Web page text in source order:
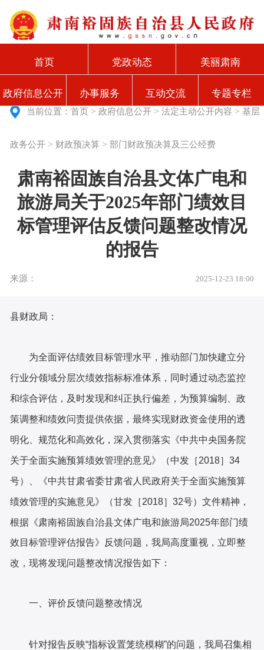
首页 党政动态 美丽肃南
政府信息公开 办事服务 互动交流 专题专栏
当前位置：首页 >政府信息公开 >法定主动公开内容 >基层
政务公开 > 财政预决算 >部门财政预决算及三公经费
肃南裕固族自治县文体广电和
旅游局关于2025年部门绩效目
标管理评估反馈问题整改情况
的报告
来源： 2025-12-23 18:00
县财政局：
为全面评估绩效目标管理水平，推动部门加快建立分
行业分领域分层次绩效指标标准体系，同时通过动态监控
和综合评估，及时发现和纠正执行偏差，为预算编制、政
策调整和绩效问责提供依据，最终实现财政资金使用的透
明化、规范化和高效化，深入贯彻落实《中共中央国务院
关于全面实施预算绩效管理的意见》（中发 ［2018］34
号）、《中共甘肃省委甘肃省人民政府关于全面实施预算
绩效管理的实施意见》（甘发［2018］32号）文件精神，
根据《肃南裕固族自治县文体广电和旅游局2025年部门绩
效目标管理评估报告》反馈问题，我局高度重视，立即整
改，现将发现问题整改情况报告如下：
一、评价反馈问题整改情况
针对报告反映“指标设置笼统模糊”的问题，我局召集相